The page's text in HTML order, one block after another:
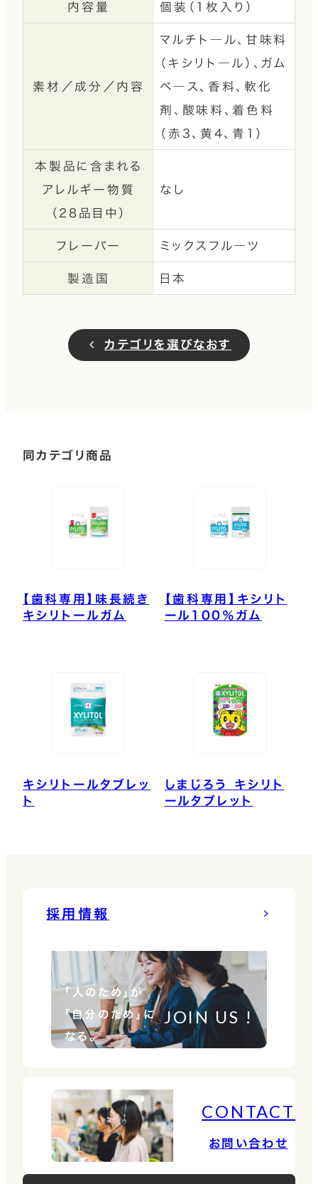
内容量 個装（1枚入り）
素材／成分／内容
マルチト―ル、甘味料
（キシリト―ル）、ガム
ベ―ス、香料、軟化
剤、酸味料、着色料
（赤3、黄4、青1）
本製品に含まれる
アレルギー物質
（28品目中）
なし
フレーバー ミックスフル―ツ
製造国 日本
カテゴリを選びなおす
同カテゴリ商品
【歯科専用】味長続き
キシリトールガム
【歯科専用】キシリト
ール100％ガム
キシリトールタブレッ
ト
しまじろう キシリト
ールタブレット
採用情報
「人のため」が
「自分のため」に
なる。
JOIN US !
CONTACT
お問い合わせ